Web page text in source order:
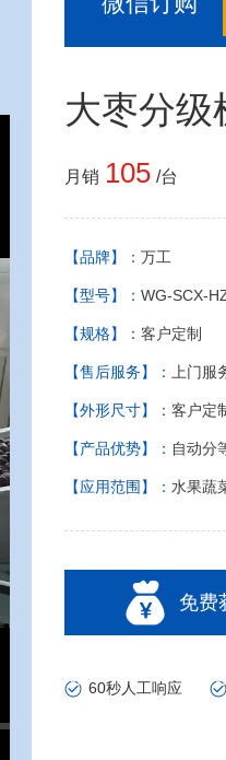
大枣分级
月销 105 /台
【品牌】： 万工
【型号】： WG-SCX-
【规格】： 客户定制
【售后服务】： 上门服
【外形尺寸】： 客户定
【产品优势】： 自动分
【应用范围】： 水果蔬
免费
60秒人工响应